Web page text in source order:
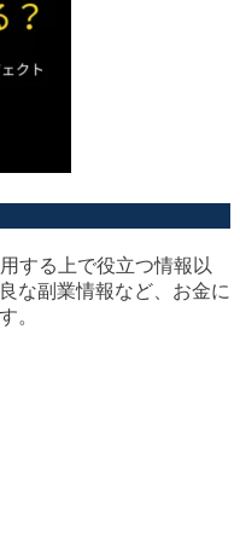
する上で役立つ情報以
な副業情報など、お金に
。